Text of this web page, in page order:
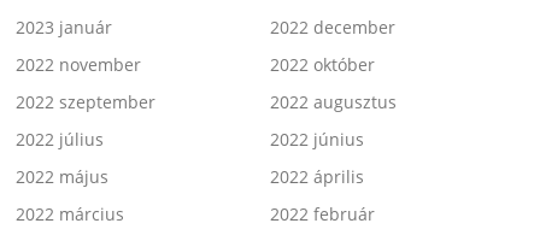
2023 január
2022 december
2022 november
2022 október
2022 szeptember
2022 augusztus
2022 július
2022 június
2022 május
2022 április
2022 március
2022 február